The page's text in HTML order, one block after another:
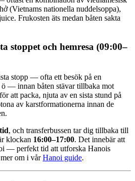
(Vietnams nationella nuddelsoppa),
Frukosten äts medan båten sakta
stoppet och hemresa (09:00–
stopp — ofta ett besök på en
ö — innan båten stävar tillbaka mot
att packa, njuta av en sista stund på
av karstformationerna innan de
, och transferbussen tar dig tillbaka till
klockan 16:00–17:00. Det innebär att
— perfekt tid att utforska Hanois
om i vårHanoi guide.